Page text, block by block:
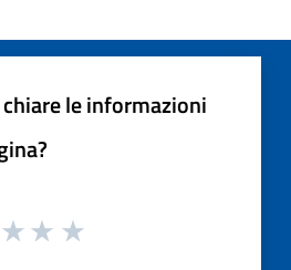
le informazioni